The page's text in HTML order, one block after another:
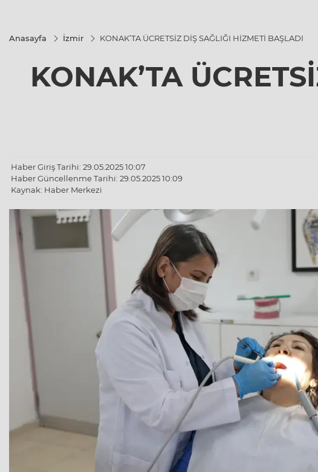
Anasayfa İzmir KONAK’TA ÜCRETSİZ DİŞ SAĞLIĞI HİZMETİ BAŞLADI
KONAK’TA
Haber Giriş Tarihi: 29.05.2025 10:07
Haber Güncellenme Tarihi: 29.05.2025 10:09
Kaynak: Haber Merkezi